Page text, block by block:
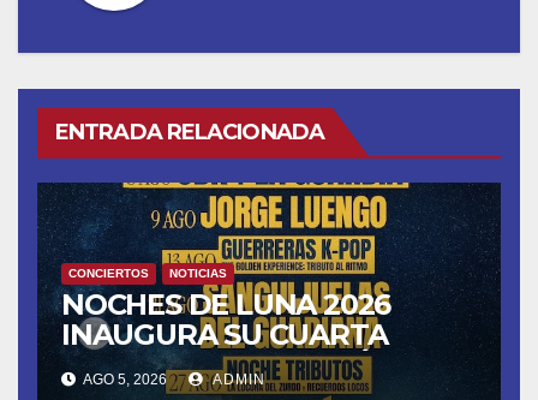
ENTRADA RELACIONADA
CONCIERTOS NOTICIAS
NOCHES DE LUNA 2026
INAUGURA SU CUARTA
TEMPORADA ESTE SÁBADO
AGO 5, 2026 ADMIN